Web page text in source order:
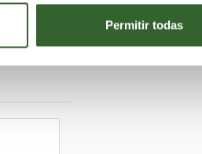
Permitir todas